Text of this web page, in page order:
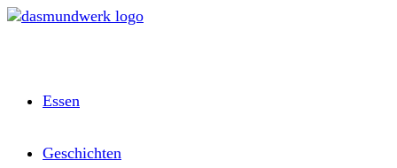
Zum
Essen
Geschichten